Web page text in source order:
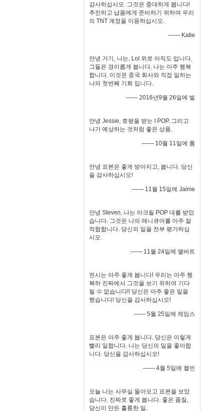
감사하십시오. 그것은 중대하게 봅니다!
추진하고 납품에게 준비하기 위하여 우리
의 TNT 계정을 이용하십시오.
—— Katie
안녕 거기, 나는, Lol 위로 아직도 입니다.
그들은 경이롭게 봅니다. 나는 아주 행복
합니다. 이것은 중국 회사와 직접 일하는
나의 첫번째 기회 입니다.
—— 2016년9월 26일에 빌
안녕 Jessie, 호평을 받는 I POP. 그리고
나가 예상하는 것처럼 좋은 상품.
—— 10월 11일에 톰
안녕 표본은 좋게 받아지고, 봅니다. 당신
을 감사하십시오!
—— 11월 15일에 Jaime
안녕 Steven, 나는 아크릴 POP 대를 받았
습니다. 그것은 나의 매니큐어를 아주 잘
적합합니다. 당신의 일을 전부 평가하십
시오.
—— 11월 24일에 앨버트
전시는 아주 좋게 봅니다! 우리는 아주 행
복하 진짜에서 그것을 보기 위하여 기다
릴 수 없습니다!! 당신은 아주 좋은 일을
했습니다! 당신을 감사하십시오!
—— 5월 25일에 제임스
표본은 아주 좋게 봅니다. 당신은 이렇게
빨리 일합니다. 나는 당신의 일을 좋아합
니다. 당신을 감사하십시오!
—— 4월 5일에 켈빈
오늘 나는 사무실 돌아오고 표본을 보았
습니다. 진짜로 좋게 봅니다. 좋은 품질,
당신이 만든 훌륭한 일.